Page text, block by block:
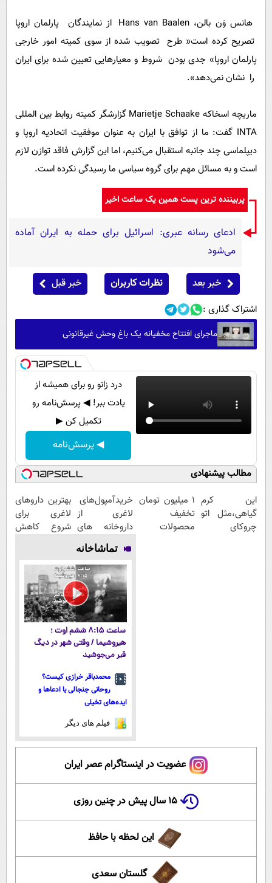
سیاست خارجی
هانس وَن بالن، Hans van Baalen از نمایندگان پارلمان اروپا
تصریح کرده است« طرح تصویب شده از سوی کمیته امور خارجی
پارلمان اروپا» جدی بودن شروط و معیارهایی تعیین شده برای ایران
را نشان نمی‌دهد».
ماریچه اسخاکه Marietje Schaake گزارشگر کمیته روابط بین المللی
INTA گفت: ما از توافق با ایران به عنوان موفقیت اتحادیه اروپا و
دیپلماسی چند جانبه استقبال می‌کنیم، اما این گزارش فاقد توازن لازم
است و به مسائل مهم برای گروه سیاسی ما رسیدگی نکرده است.
پربیننده ترین پست همین یک ساعت اخیر
ادعای رسانه عبری: اسرائیل برای حمله به ایران آماده
می‌شود
خبر بعد نظرات کاربران خبر قبل
اشتراک گذاری :
ماجرای افتتاح مخفیانه یک باغ وحش غیرقانونی
درد زانو رو برای همیشه از
یادت ببر! ◀ پرسش‌نامه رو
تکمیل کن ▶
◀ پرسش‌نامه
مطالب پیشنهادی
این کرم
گیاهی،مثل اتو
چروکای
۱ میلیون تومان
تخفیف
محصولات
خریدآمپول‌های
لاغری از
داروخانه های
اطرافت، ارسال
فوری همراه با
پک یخ!
بهترین داروهای
لاغری برای
شروع کاهش
نزدیکت!
تماشاخانه
ساعت ۸:۱۵ ششم اوت ؛
هیروشیما / وقتی شهر در دیگ
قیر می‌جوشید
محمدباقر خرازی کیست؟
روحانی جنجالی با ادعاها و
ایده‌های تخیلی
فیلم های دیگر
عضویت در اینستاگرام عصر ایران
۱۵ سال پیش در چنین روزی
این لحظه با حافظ
گلستان سعدی